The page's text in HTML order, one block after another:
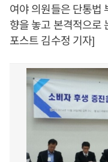
여야 의원들은 단통법
향을 놓고 본격적으로
포스트 김수정 기자]